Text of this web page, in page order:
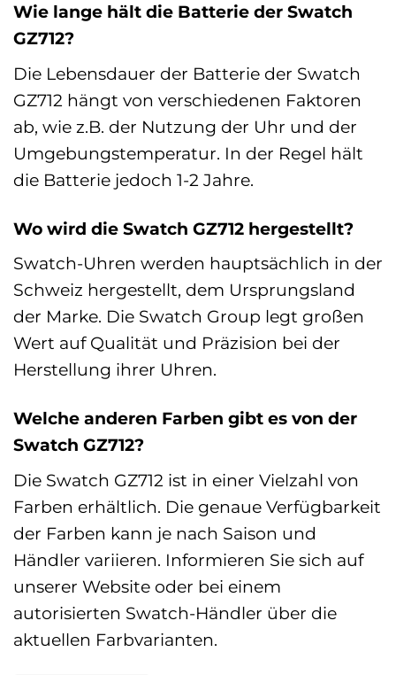
Wie lange hält die Batterie der Swatch
GZ712?
Die Lebensdauer der Batterie der Swatch
GZ712 hängt von verschiedenen Faktoren
ab, wie z.B. der Nutzung der Uhr und der
Umgebungstemperatur. In der Regel hält
die Batterie jedoch 1-2 Jahre.
Wo wird die Swatch GZ712 hergestellt?
Swatch-Uhren werden hauptsächlich in der
Schweiz hergestellt, dem Ursprungsland
der Marke. Die Swatch Group legt großen
Wert auf Qualität und Präzision bei der
Herstellung ihrer Uhren.
Welche anderen Farben gibt es von der
Swatch GZ712?
Die Swatch GZ712 ist in einer Vielzahl von
Farben erhältlich. Die genaue Verfügbarkeit
der Farben kann je nach Saison und
Händler variieren. Informieren Sie sich auf
unserer Website oder bei einem
autorisierten Swatch-Händler über die
aktuellen Farbvarianten.